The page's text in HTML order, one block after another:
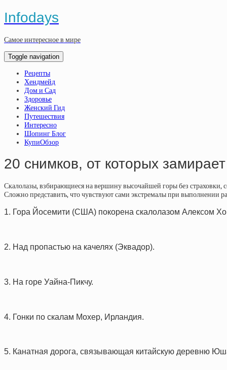
Infodays
Самое интересное в мире
Toggle navigation
Рецепты
Хендмейд
Дом и Сад
Здоровье
Женский Гид
Путешествия
Интересно
Шопинг Блог
КупиОбзор
20 снимков, от которых
Скалолазы, взбирающиеся на вершину высочайшей горы без
Сложно представить, что чувствуют сами экстремалы при выполнении
1. Гора Йосемити (США) покорена скалолазом Алексом
2. Над пропастью на качелях (Эквадор).
3. На горе Уайна-Пикчу.
4. Гонки по скалам Мохер, Ирландия.
5. Канатная дорога, связывающая китайскую деревню